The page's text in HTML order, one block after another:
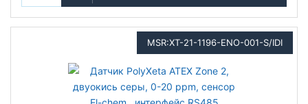
MSR:XT-21-1196-ENO-001-S/IDI